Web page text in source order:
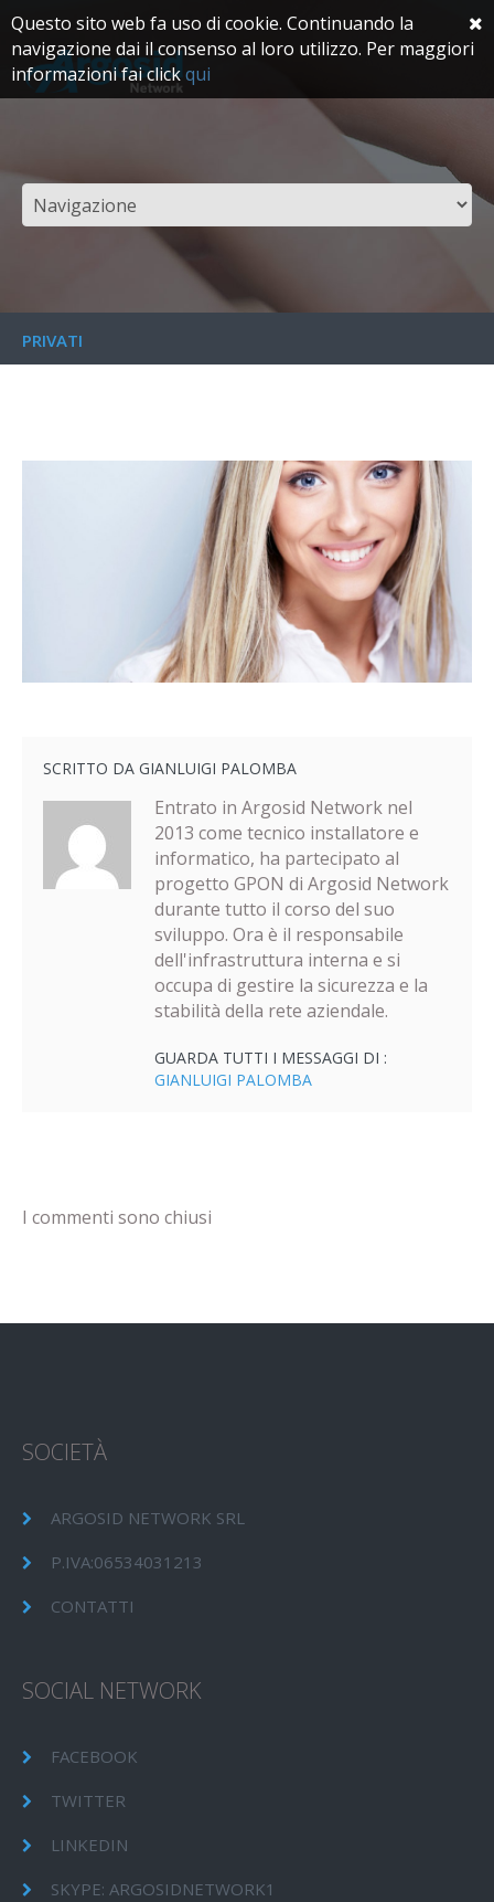
PRIVATI
SCRITTO DA GIANLUIGI PALOMBA
Entrato in Argosid Network nel
2013 come tecnico installatore e
informatico, ha partecipato al
progetto GPON di Argosid Network
durante tutto il corso del suo
sviluppo. Ora è il responsabile
dell'infrastruttura interna e si
occupa di gestire la sicurezza e la
stabilità della rete aziendale.
GUARDA TUTTI I MESSAGGI DI :
GIANLUIGI PALOMBA
I commenti sono chiusi
SOCIETÀ
ARGOSID NETWORK SRL
P.IVA:06534031213
CONTATTI
SOCIAL NETWORK
FACEBOOK
TWITTER
LINKEDIN
SKYPE: ARGOSIDNETWORK1
Questo sito web fa uso di cookie. Continuando la
navigazione dai il consenso al loro utilizzo. Per maggiori
informazioni fai clickqui